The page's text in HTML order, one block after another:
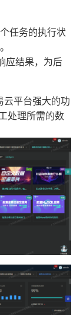
任务的执行状
应结果，为后
平台强大的功
处理所需的数